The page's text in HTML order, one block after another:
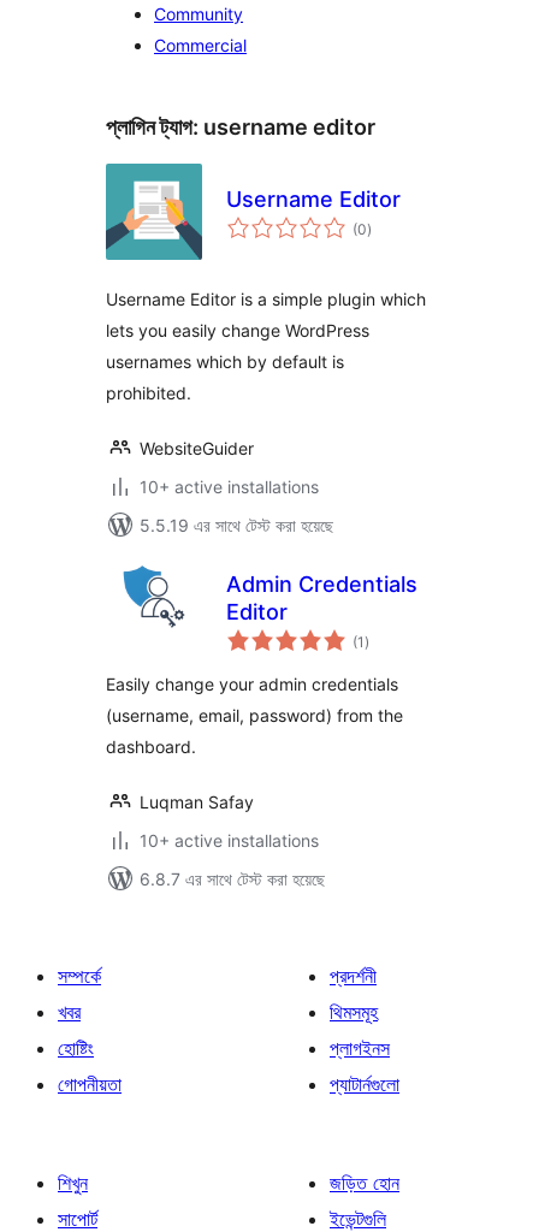
Community
Commercial
প্লাগিন ট্যাগ: username editor
Username Editor
(0total
ratings
)
Username Editor is a simple plugin which
lets you easily change WordPress
usernames which by default is
prohibited.
WebsiteGuider
10+ active installations
5.5.19 এর সাথে টেস্ট করা হয়েছে
Admin Credentials
Editor
(1 total
ratings
)
Easily change your admin credentials
(username, email, password) from the
dashboard.
Luqman Safay
10+ active installations
6.8.7 এর সাথে টেস্ট করা হয়েছে
সম্পর্কে
খবর
হোষ্টিং
গোপনীয়তা
প্রদর্শনী
থিমসমূহ
প্লাগইনস
প্যাটার্নগুলো
শিখুন
সাপোর্ট
জড়িত হোন
ইভেন্টগুলি